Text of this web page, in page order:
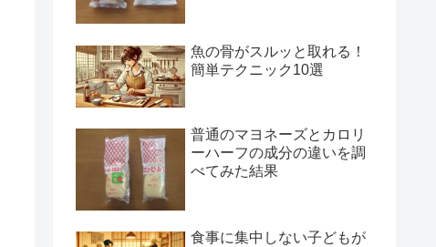
魚の骨がスルッと取れる！
簡単テクニック10選
普通のマヨネーズとカロリ
ーハーフの成分の違いを調
べてみた結果
食事に集中しない子どもが